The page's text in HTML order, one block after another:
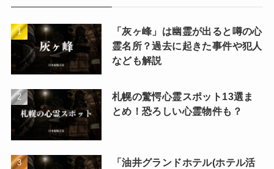
「灰ヶ峰」は幽霊が出ると噂の心
霊名所？過去に起きた事件や犯人
なども解説
札幌の驚愕心霊スポット13選ま
とめ！恐ろしい心霊物件も？
「油井グランドホテル(ホテル活